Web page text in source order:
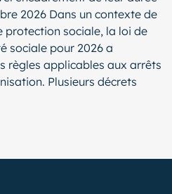
2026 Dans un contexte de
protection sociale, la loi de
sociale pour 2026 a
règles applicables aux arrêts
Plusieurs décrets